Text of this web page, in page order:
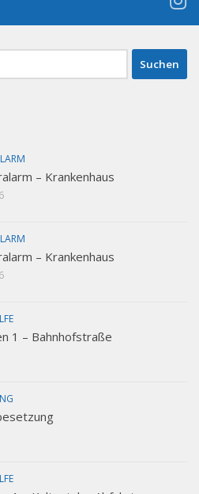
– Krankenhaus
– Krankenhaus
1 – Bahnhofstraße